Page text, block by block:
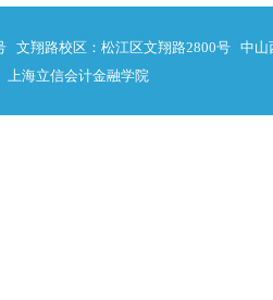
文翔路校区：松江区文翔路2800号 中山
海立信会计金融学院